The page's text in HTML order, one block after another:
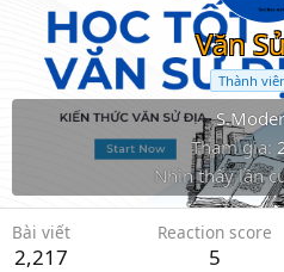
Văn
Thành
Tham gia
Nhìn thấy lần
Bài viết
2,217
Reaction score
5